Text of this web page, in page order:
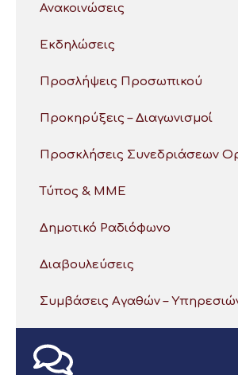
Ανακοινώσεις
Εκδηλώσεις
Προσλήψεις Προσωπικού
Προκηρύξεις – Διαγωνισμοί
Προσκλήσεις Συνεδριάσεων
Τύπος & ΜΜΕ
Δημοτικό Ραδιόφωνο
Διαβουλεύσεις
Συμβάσεις Αγαθών –